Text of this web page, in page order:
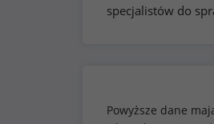
specjalistów do
Powyższe dane